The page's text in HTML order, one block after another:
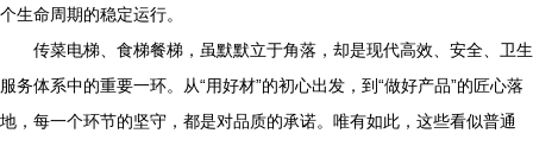
个生命周期的稳定运行。
传菜电梯、食梯餐梯，虽默默立于角落，却是现代高效、安全、卫生
服务体系中的重要一环。从“用好材”的初心出发，到“做好产品”的匠心落
地，每一个环节的坚守，都是对品质的承诺。唯有如此，这些看似普通